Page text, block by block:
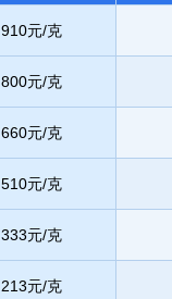
910元/克
800元/克
660元/克
510元/克
333元/克
213元/克